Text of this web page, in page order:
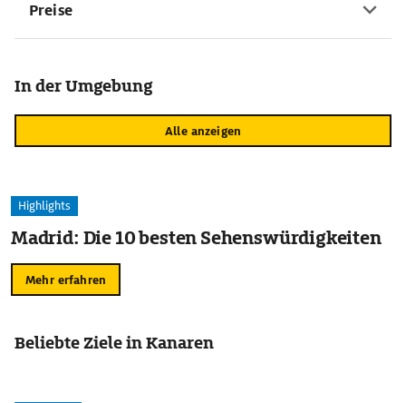
Preise
In der Umgebung
Alle anzeigen
Highlights
Madrid: Die 10 besten Sehenswürdigkeiten
Mehr erfahren
Beliebte Ziele in Kanaren